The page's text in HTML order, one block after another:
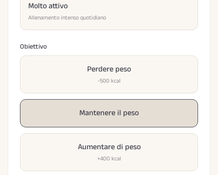
Molto attivo
Allenamento intenso quotidiano
Obiettivo
Perdere peso
-500 kcal
Mantenere il peso
Aumentare di peso
+400 kcal